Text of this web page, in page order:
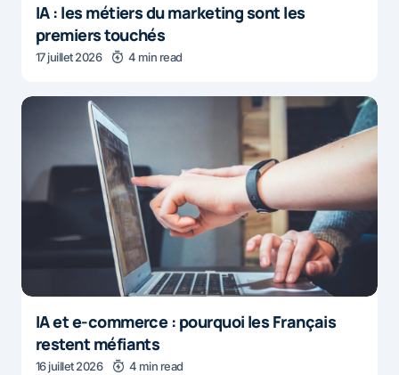
IA : les métiers du marketing sont les
premiers touchés
17 juillet 2026 4 min read
IA et e-commerce : pourquoi les Français
restent méfiants
16 juillet 2026 4 min read